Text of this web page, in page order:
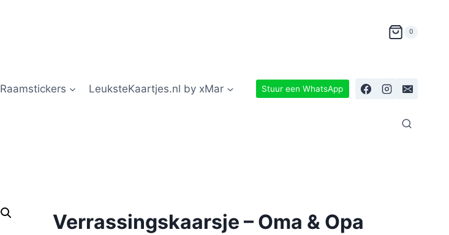
0
Raamstickers LeuksteKaartjes.nl by xMar Stuur een WhatsApp
Verrassingskaarsje – Oma & Opa